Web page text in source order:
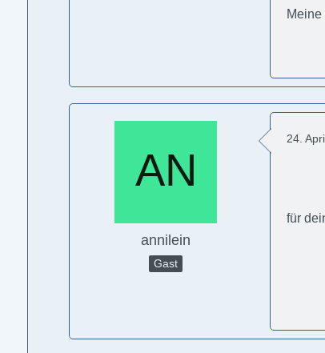
annilein
Gast
24.
für